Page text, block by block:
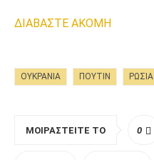
ΔΙΑΒΑΣΤΕ AKOMH
ΟΥΚΡΑΝΊΑ ΠΟΎΤΙΝ ΡΩΣΊΑ
ΜΟΙΡΑΣΤΕΊΤΕ ΤΟ 0